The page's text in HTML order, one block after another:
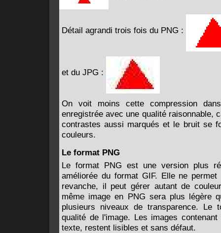
Détail agrandi trois fois du PNG :
et du JPG :
On voit moins cette compression
enregistrée avec une qualité raisonnable,
contrastes aussi marqués et le bruit se
couleurs.
Le format PNG
Le format PNG est une version plus
améliorée du format GIF. Elle ne permet
revanche, il peut gérer autant de
même image en PNG sera plus légère
plusieurs niveaux de transparence. Le
qualité de l'image. Les images
texte, restent lisibles et sans défaut.